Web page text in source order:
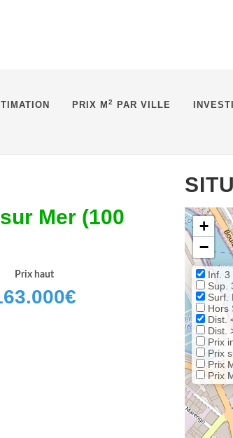
PRIX M 2 PAR VILLE
Mer (100
Prix haut
€
+
−
Inf. 3
Sup.
Surf.
Hors
Dist.
Dist.
Prix
Prix
Prix
Prix